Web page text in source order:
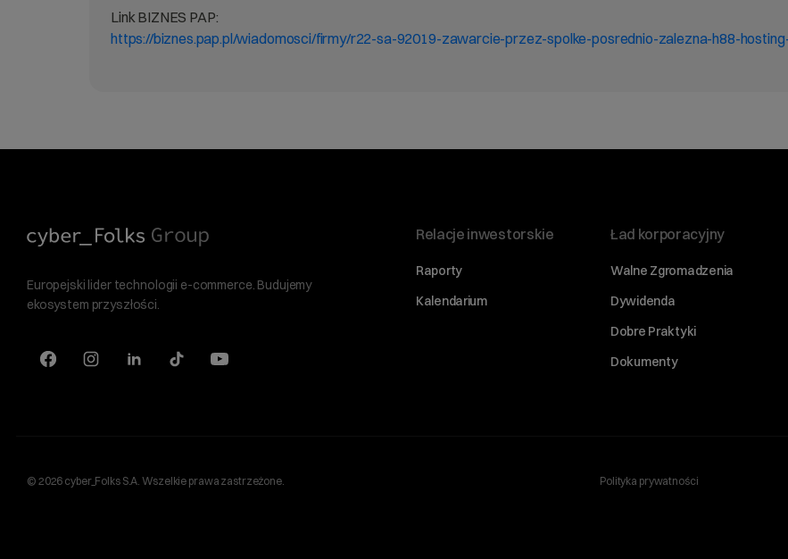
Link BIZNES PAP:
https://biznes.pap.pl/wiadomosci/firmy/r22-sa-92019-zawarcie-przez-spolke-posrednio-zalezna-h88-
Europejski lider technologii e-commerce. Budujemy
ekosystem przyszłości.
Relacje inwestorskie
Raporty
Kalendarium
Ład korporacyjny
Walne Zgromadzenia
Dywidenda
Dobre Praktyki
Dokumenty
© 2026 cyber_Folks S.A. Wszelkie prawa zastrzeżone. Polityka prywatności